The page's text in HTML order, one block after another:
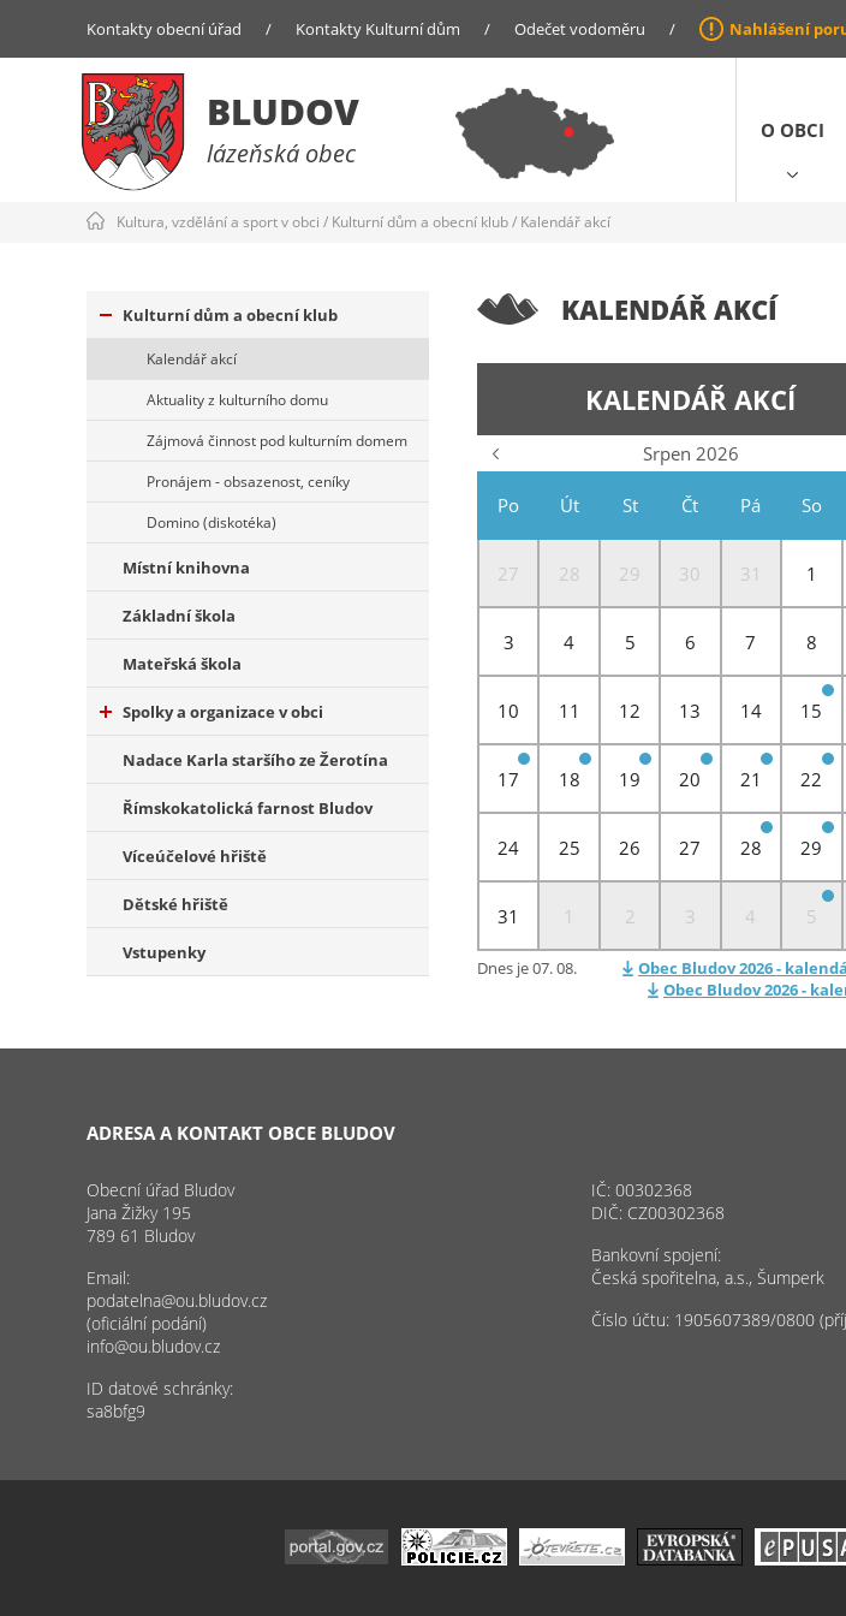
Kontakty obecní úřad / Kontakty Kulturní dům / Odečet vodoměru / Nahlášení
BLUDOV
lázeňská obec
O OBCI
Kultura, vzdělání a sport v obci / Kulturní dům a obecní klub/ Kalendář akcí
Kulturní dům a obecní klub
Kalendář akcí
Aktuality z kulturního domu
Zájmová činnost pod kulturním domem
Pronájem - obsazenost, ceníky
Domino (diskotéka)
Místní knihovna
Základní škola
Mateřská škola
Spolky a organizace v obci
Nadace Karla staršího ze Žerotína
Římskokatolická farnost Bludov
Víceúčelové hřiště
Dětské hřiště
Vstupenky
KALENDÁŘ AKCÍ
KALENDÁŘ AKCÍ
Srpen 2026
Po Út St Čt Pá So
27 28 29 30 31 1
3 4 5 6 7 8
10 11 12 13 14 15
17 18 19 20 21 22
24 25 26 27 28 29
31 1 2 3 4 5
Dnes je 07. 08.
Obec Bludov 2026 -
Obec Bludov 2026 -
ADRESA A KONTAKT OBCE BLUDOV
Obecní úřad Bludov
Jana Žižky 195
789 61 Bludov
Email:
podatelna@ou.bludov.cz
(oficiální podání)
info@ou.bludov.cz
ID datové schránky:
sa8bfg9
IČ: 00302368
DIČ: CZ00302368
Bankovní spojení:
Česká spořitelna, a.s., Šumperk
Číslo účtu: 1905607389/0800